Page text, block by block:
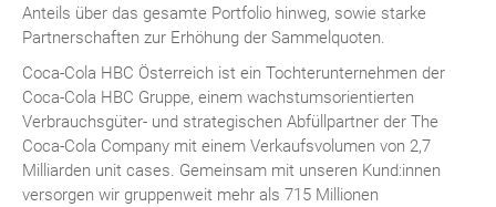
Anteils über das gesamte Portfolio hinweg, sowie starke
Partnerschaften zur Erhöhung der Sammelquoten.
Coca-Cola HBC Österreich ist ein Tochterunternehmen der
Coca-Cola HBC Gruppe, einem wachstumsorientierten
Verbrauchsgüter- und strategischen Abfüllpartner der The
Coca-Cola Company mit einem Verkaufsvolumen von 2,7
Milliarden unit cases. Gemeinsam mit unseren Kund:innen
versorgen wir gruppenweit mehr als 715 Millionen